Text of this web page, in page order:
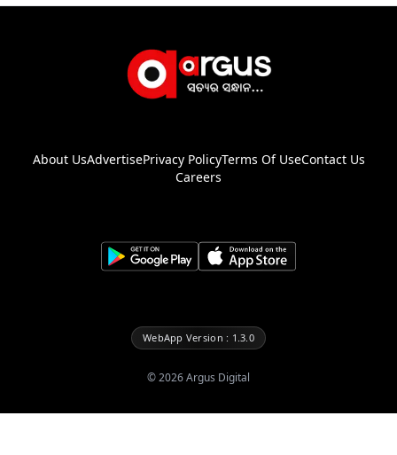
About UsAdvertisePrivacy PolicyTerms Of UseContact Us
Careers
WebApp Version : 1.3.0
©2026Argus Digital